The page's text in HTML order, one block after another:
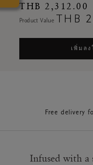
THB 2,312.00
THB
เพิ่มลง
Free delivery
Infused with a